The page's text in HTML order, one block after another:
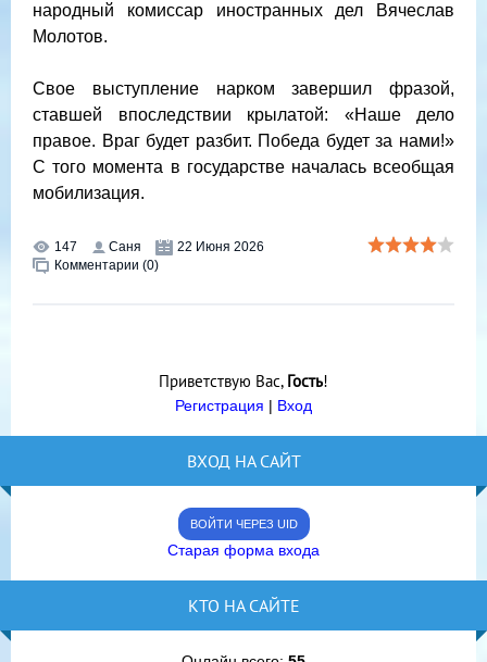
народный комиссар иностранных дел Вячеслав
Молотов.
Свое выступление нарком завершил фразой,
ставшей впоследствии крылатой: «Наше дело
правое. Враг будет разбит. Победа будет за нами!»
С того момента в государстве началась всеобщая
мобилизация.
147 Саня
22 Июня 2026
Комментарии (0)
Приветствую Вас, Гость!
Регистрация | Вход
ВХОД НА САЙТ
ВОЙТИ ЧЕРЕЗ UID
Старая форма входа
КТО НА САЙТЕ